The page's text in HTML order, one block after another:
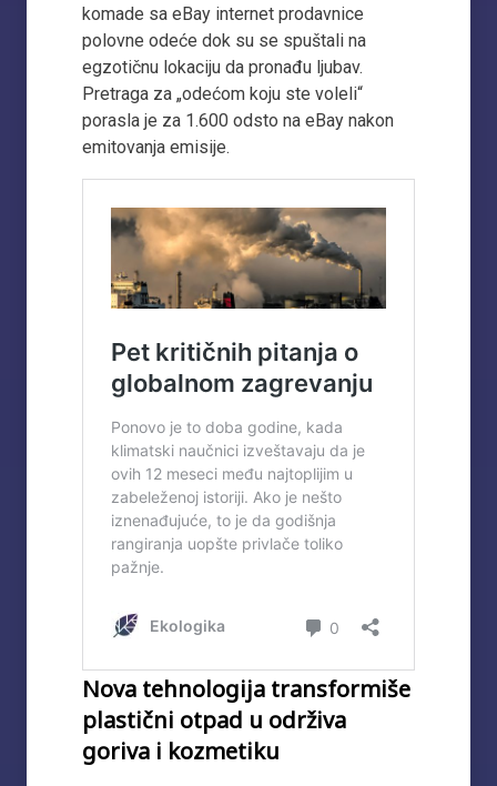
komade sa eBay internet prodavnice
polovne odeće dok su se spuštali na
egzotičnu lokaciju da pronađu ljubav.
Pretraga za „odećom koju ste voleli“
porasla je za 1.600 odsto na eBay nakon
emitovanja emisije.
Nova tehnologija transformiše
plastični otpad u održiva
goriva i kozmetiku